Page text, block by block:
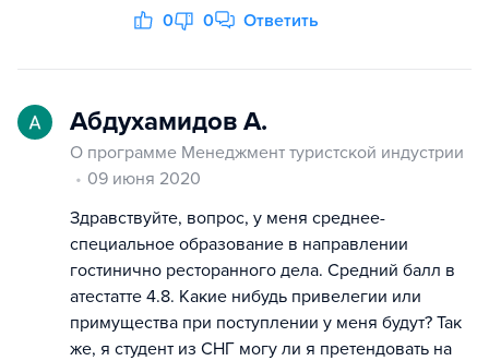
0 0 Ответить
Абдухамидов А.
О программе Менеджмент туристской индустрии
09 июня 2020
Здравствуйте, вопрос, у меня среднее-
специальное образование в направлении
гостинично ресторанного дела. Средний балл в
атестатте 4.8. Какие нибудь привелегии или
примущества при поступлении у меня будут? Так
же, я студент из СНГ могу ли я претендовать на